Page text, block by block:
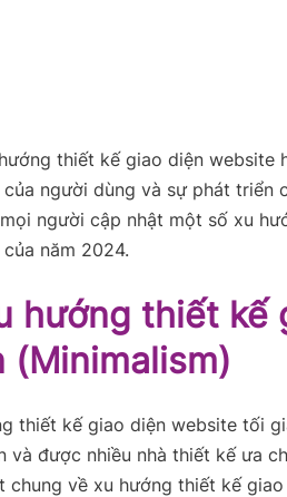
thiết kế giao diện website
của người dùng và sự phát triển
người cập nhật một số xu
của năm 2024.
hướng thiết
(Minimalism)
thiết kế giao diện website tối
và được nhiều nhà thiết kế ưa
chung về xu hướng thiết kế